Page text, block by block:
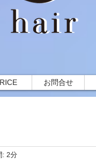
お問合せ
: 2分